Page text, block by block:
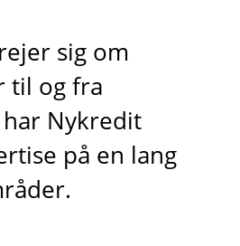
sig om
til og fra
Nykredit
på en lang